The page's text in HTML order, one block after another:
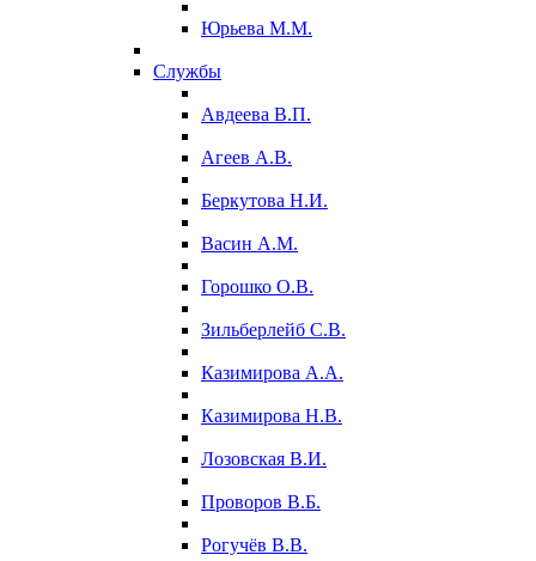
Юрьева М.М.
Службы
Авдеева В.П.
Агеев А.В.
Беркутова Н.И.
Васин А.М.
Горошко О.В.
Зильберлейб С.В.
Казимирова А.А.
Казимирова Н.В.
Лозовская В.И.
Проворов В.Б.
Рогучёв В.В.